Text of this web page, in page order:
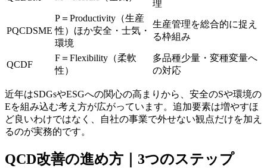
理
PQCDSME
P＝Productivity（生産
性）ほか安全・士気・
環境
生産管理を総合的に捉え
る枠組み
QCDF
F＝Flexibility（柔軟
性）
多品種少量・変種変量へ
の対応
近年はSDGsやESGへの関心の高まりから、安全のSや環境の
Eを組み込む考え方が広がっています。追加要素は増やすほ
ど良いわけではなく、自社の事業で外せない観点だけを加え
るのが実務的です。
QCD改善の進め方｜3つのステップ